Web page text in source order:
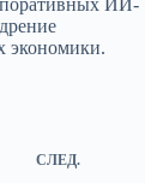
ИИ-
экономики.
СЛЕД.